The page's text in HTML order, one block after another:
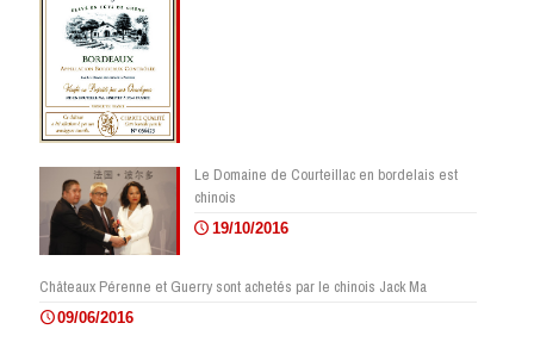
Le Domaine de Courteillac en bordelais est
chinois
19/10/2016
Châteaux Pérenne et Guerry sont achetés par le chinois Jack Ma
09/06/2016